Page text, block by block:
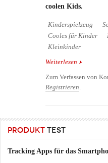
coolen Kids.
Kinderspielzeug
Cooles für Kinder
Kleinkinder
Weiterlesen über
Zum Verfassen von
Registrieren.
PRODUKT TEST
Tracking Apps für das